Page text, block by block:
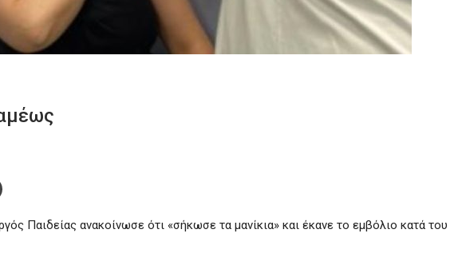
Παιδείας ανακοίνωσε ότι «σήκωσε τα μανίκια» και έκανε το εμβόλιο κατά του